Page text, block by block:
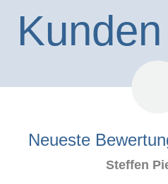
Neueste
Steffen